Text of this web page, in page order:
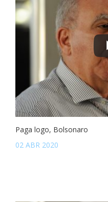
Paga logo, Bolsonaro
02 ABR 2020